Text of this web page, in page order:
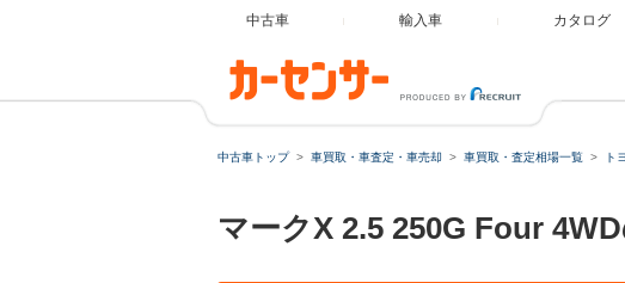
中古車 輸入車 カタログ
中古車トップ 車買取・車査定・車売却 車買取・査定相場一覧 ト
マークX 2.5 250G Four